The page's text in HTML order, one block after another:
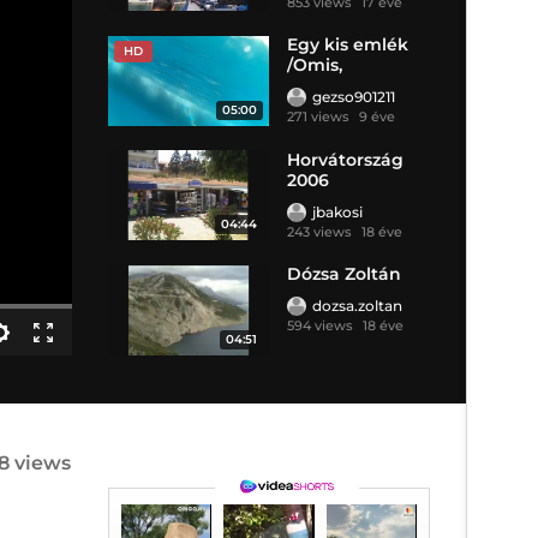
HD
05:00
Egy kis emlék
/Omis,
Makarska,
Dubrovnik/
gezso901211
271 views 9 éve
04:44
Horvátország
2006
jbakosi
243 views 18 éve
04:51
Dózsa Zoltán
dozsa.zoltan
594 views 18 éve
views